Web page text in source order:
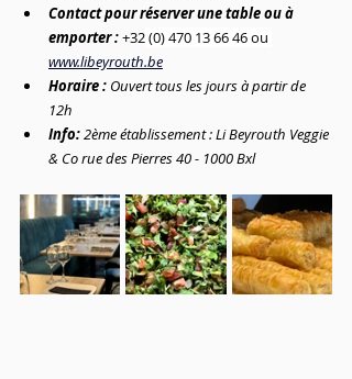
Contact pour réserver une table ou à
emporter : +32 (0) 470 13 66 46 ou
www.libeyrouth.be
Horaire : Ouvert tous les jours à partir de
12h
Info: 2ème établissement : Li Beyrouth Veggie
& Co rue des Pierres 40 - 1000 Bxl